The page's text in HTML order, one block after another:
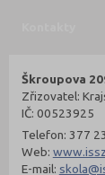
Škroupova
Zřizovatel:
IČ: 00523925
Telefon: 377
Web:
E-mail: